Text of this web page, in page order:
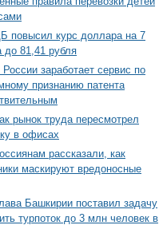
повысил курс доллара на 7
до 81,41 рубля
России заработает сервис по
признанию патента
рынок труда пересмотрел
в офисах
рассказали, как
маскируют вредоносные
Башкирии поставил задачу
турпоток до 3 млн человек в